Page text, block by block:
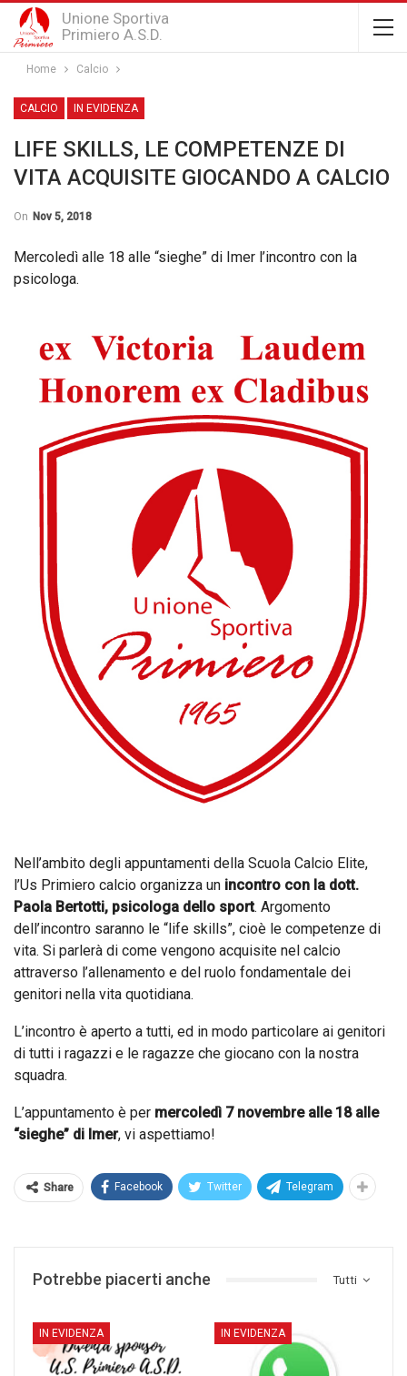
Unione Sportiva
Primiero A.S.D.
Home Calcio
CALCIO IN EVIDENZA
LIFE SKILLS, LE COMPETENZE DI
VITA ACQUISITE GIOCANDO A CALCIO
On Nov 5, 2018
Mercoledì alle 18 alle “sieghe” di Imer l’incontro con la
psicologa.
Nell’ambito degli appuntamenti della Scuola Calcio Elite,
l’Us Primiero calcio organizza un incontro con la dott.
Paola Bertotti, psicologa dello sport. Argomento
dell’incontro saranno le “life skills”, cioè le competenze di
vita. Si parlerà di come vengono acquisite nel calcio
attraverso l’allenamento e del ruolo fondamentale dei
genitori nella vita quotidiana.
L’incontro è aperto a tutti, ed in modo particolare ai genitori
di tutti i ragazzi e le ragazze che giocano con la nostra
squadra.
L’appuntamento è per mercoledì 7 novembre alle 18 alle
“sieghe” di Imer, vi aspettiamo!
Share Facebook Twitter Telegram
Tutti
Potrebbe piacerti anche
IN EVIDENZA IN EVIDENZA